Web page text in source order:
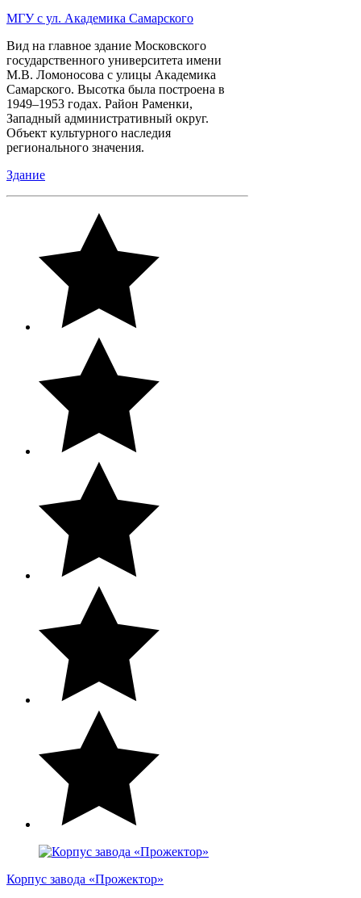
МГУ с ул. Академика Самарского
Вид на главное здание Московского
государственного университета имени
М.В. Ломоносова с улицы Академика
Самарского. Высотка была построена в
1949–1953 годах. Район Раменки,
Западный административный округ.
Объект культурного наследия
регионального значения.
Здание
Корпус завода «Прожектор»